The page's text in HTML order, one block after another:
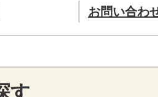
お問い合わ
す